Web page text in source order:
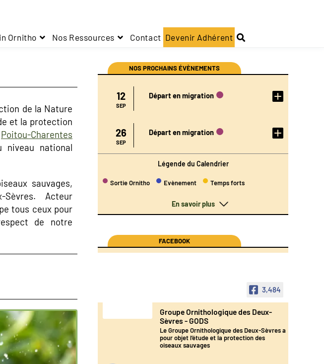
Ornitho Nos Ressources Contact Devenir Adhérent
de la Nature
et la protection
Poitou-Charentes
niveau national
sauvages,
Acteur
tous ceux pour
de notre
NOS PROCHAINS ÉVÈNEMENTS
12
SEP
Départ en migration
DE
L'ÉVÉN
26
SEP
Départ en migration
DE
L'ÉVÉN
Légende du Calendrier
Sortie Ornitho Evènement Temps forts
En savoir plus
FACEBOOK
3,484
Groupe Ornithologique des Deux-
Sèvres - GODS
Le Groupe Ornithologique des Deux-Sèvres a
pour objet l’étude et la protection des
oiseaux sauvages